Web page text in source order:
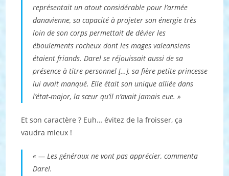
représentait un atout considérable pour l’armée
danavienne, sa capacité à projeter son énergie très
loin de son corps permettait de dévier les
éboulements rocheux dont les mages valeansiens
étaient friands. Darel se réjouissait aussi de sa
présence à titre personnel […], sa fière petite princesse
lui avait manqué. Elle était son unique alliée dans
l’état-major, la sœur qu’il n’avait jamais eue. »
Et son caractère ? Euh… évitez de la froisser, ça
vaudra mieux !
« — Les généraux ne vont pas apprécier, commenta
Darel.